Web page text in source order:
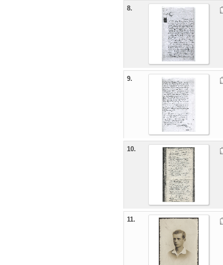
8.
9.
10.
11.